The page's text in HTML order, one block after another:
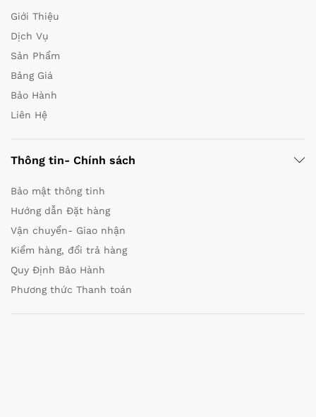
Giới Thiệu
Dịch Vụ
Sản Phẩm
Bảng Giá
Bảo Hành
Liên Hệ
Thông tin- Chính sách
Bảo mật thông tinh
Hướng dẫn Đặt hàng
Vận chuyển- Giao nhận
Kiểm hàng, đổi trả hàng
Quy Định Bảo Hành
Phương thức Thanh toán